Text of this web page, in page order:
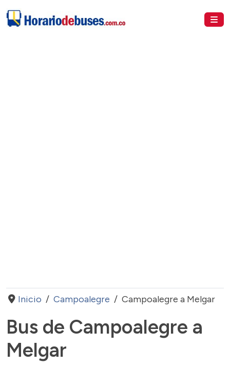
Inicio Campoalegre Campoalegre a Melgar
Bus de Campoalegre a
Melgar